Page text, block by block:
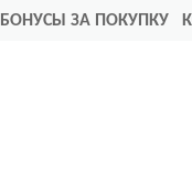
БОНУСЫ ЗА ПОКУПКУ